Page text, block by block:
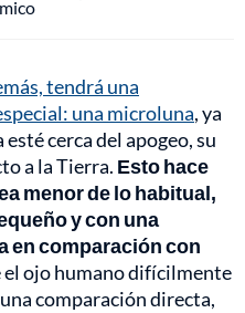
tendrá una
una microluna, ya
cerca del apogeo, su
a la Tierra. Esto hace
menor de lo habitual,
y con una
en comparación con
el ojo humano difícilmente
comparación directa,